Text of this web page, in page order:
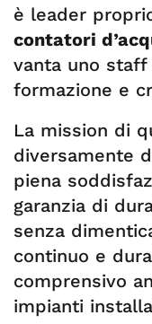
è leader
contatori
vanta uno
formazione e
La mission di
diversamente
piena
garanzia di
senza
continuo e
comprensivo
impianti